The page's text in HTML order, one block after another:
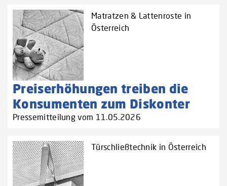
Matratzen & Lattenroste in
Österreich
Preiserhöhungen treiben die
Konsumenten zum Diskonter
Pressemitteilung vom 11.05.2026
Türschließtechnik in Österreich